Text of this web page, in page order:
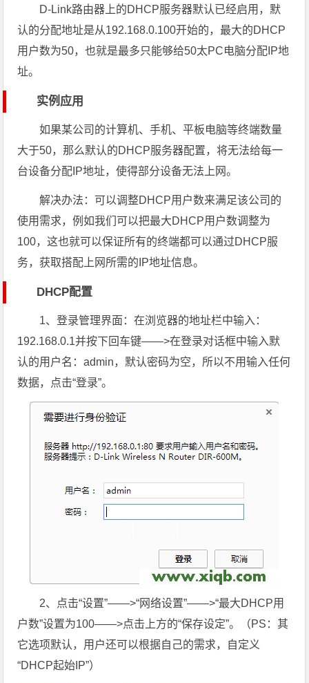
D-Link路由器上的DHCP服务器默认已经启用，默
认的分配地址是从192.168.0.100开始的，最大的DHCP
用户数为50，也就是最多只能够给50太PC电脑分配IP地
址。
实例应用
如果某公司的计算机、手机、平板电脑等终端数量
大于50，那么默认的DHCP服务器配置，将无法给每一
台设备分配IP地址，使得部分设备无法上网。
解决办法：可以调整DHCP用户数来满足该公司的
使用需求，例如我们可以把最大DHCP用户数调整为
100，这也就可以保证所有的终端都可以通过DHCP服
务，获取搭配上网所需的IP地址信息。
DHCP配置
1、登录管理界面：在浏览器的地址栏中输入：
192.168.0.1并按下回车键——>在登录对话框中输入默
认的用户名：admin，默认密码为空，所以不用输入任何
数据，点击“登录”。
2、点击“设置”——>“网络设置”——>“最大DHCP用
户数”设置为100——>点击上方的“保存设定”。（PS：其
它选项默认，用户还可以根据自己的需求，自定义
“DHCP起始IP”）